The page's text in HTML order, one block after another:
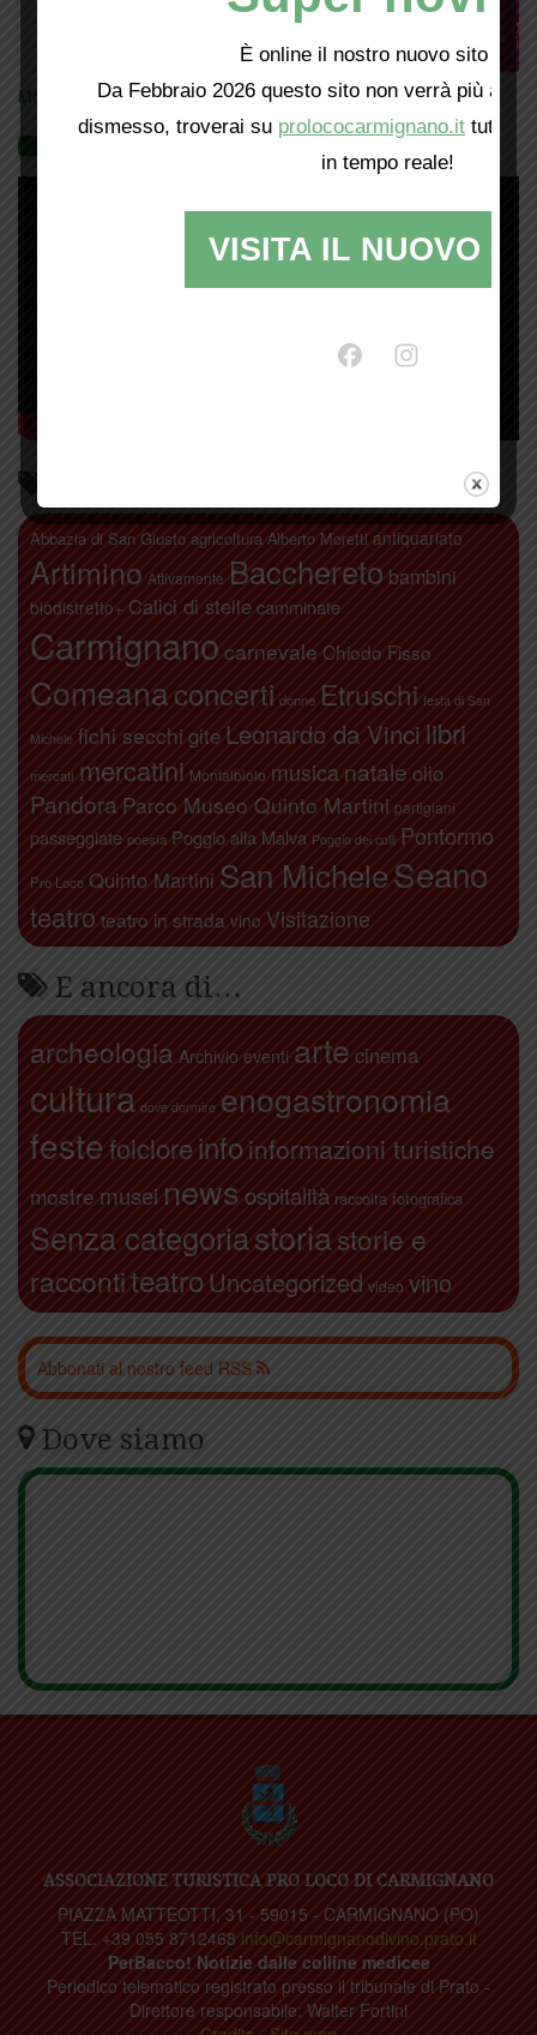
Mostra tutte le locandine
Abbazia di San Giusto agricoltura Alberto Moretti antiquariato
Artimino Attivamente Bacchereto bambini
biodistretto+ Calici di stelle camminate
Carmignano carnevale Chiodo Fisso
Comeanaconcerti donne Etruschi festa di San
Michele fichi secchi gite Leonardo da Vinci libri
mercati mercatini Montalbiolo musica natale olio
Pandora Parco Museo Quinto Martini partigiani
passeggiate poesia Poggio alla Malva Poggio dei colli Pontormo
Pro Loco Quinto Martini San MicheleSeano
teatro teatro in strada vino Visitazione
E ancora di…
archeologia Archivio eventi arte cinema
cultura dove dormire enogastronomia
festefolcloreinfo informazioni turistiche
mostre musei news ospitalità raccolta fotografica
Senza categoriastoriastorie e
raccontiteatro Uncategorized video vino
Abbonati al nostro feed RSS
Dove siamo
ASSOCIAZIONE TURISTICA PRO LOCO DI CARMIGNANO
PIAZZA MATTEOTTI, 31 - 59015 - CARMIGNANO (PO)
TEL. +39 055 8712468 info@carmignanodivino.prato.it
PerBacco! Notizie dalle colline medicee
Periodico telematico registrato presso il tribunale di Prato -
Direttore responsabile: Walter Fortini
È online il nostro nuovo sito web!
Da Febbraio 2026 questo sito non verrà più
dismesso, troverai su prolococarmignano.it tutti i
in tempo reale!
VISITA IL NUOVO